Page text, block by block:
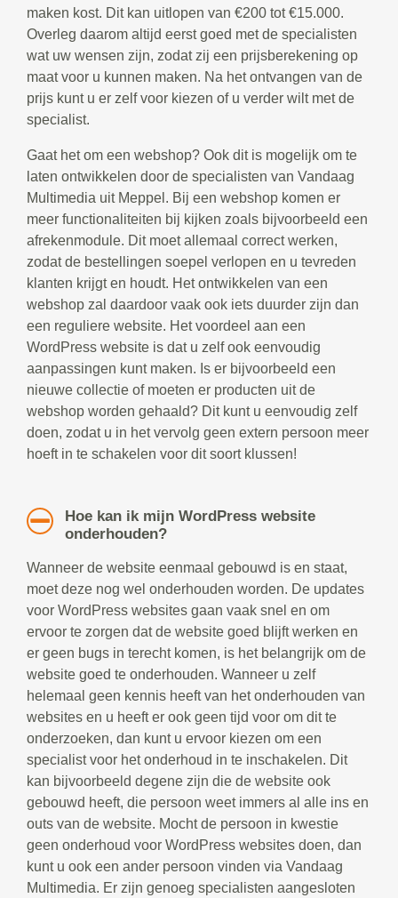
maken kost. Dit kan uitlopen van €200 tot €15.000.
Overleg daarom altijd eerst goed met de specialisten
wat uw wensen zijn, zodat zij een prijsberekening op
maat voor u kunnen maken. Na het ontvangen van de
prijs kunt u er zelf voor kiezen of u verder wilt met de
specialist.
Gaat het om een webshop? Ook dit is mogelijk om te
laten ontwikkelen door de specialisten van Vandaag
Multimedia uit Meppel. Bij een webshop komen er
meer functionaliteiten bij kijken zoals bijvoorbeeld een
afrekenmodule. Dit moet allemaal correct werken,
zodat de bestellingen soepel verlopen en u tevreden
klanten krijgt en houdt. Het ontwikkelen van een
webshop zal daardoor vaak ook iets duurder zijn dan
een reguliere website. Het voordeel aan een
WordPress website is dat u zelf ook eenvoudig
aanpassingen kunt maken. Is er bijvoorbeeld een
nieuwe collectie of moeten er producten uit de
webshop worden gehaald? Dit kunt u eenvoudig zelf
doen, zodat u in het vervolg geen extern persoon meer
hoeft in te schakelen voor dit soort klussen!
Hoe kan ik mijn WordPress website
onderhouden?
Wanneer de website eenmaal gebouwd is en staat,
moet deze nog wel onderhouden worden. De updates
voor WordPress websites gaan vaak snel en om
ervoor te zorgen dat de website goed blijft werken en
er geen bugs in terecht komen, is het belangrijk om de
website goed te onderhouden. Wanneer u zelf
helemaal geen kennis heeft van het onderhouden van
websites en u heeft er ook geen tijd voor om dit te
onderzoeken, dan kunt u ervoor kiezen om een
specialist voor het onderhoud in te inschakelen. Dit
kan bijvoorbeeld degene zijn die de website ook
gebouwd heeft, die persoon weet immers al alle ins en
outs van de website. Mocht de persoon in kwestie
geen onderhoud voor WordPress websites doen, dan
kunt u ook een ander persoon vinden via Vandaag
Multimedia. Er zijn genoeg specialisten aangesloten